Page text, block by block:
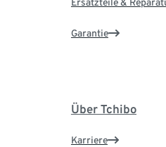
Garantie
Über Tchibo
Karriere